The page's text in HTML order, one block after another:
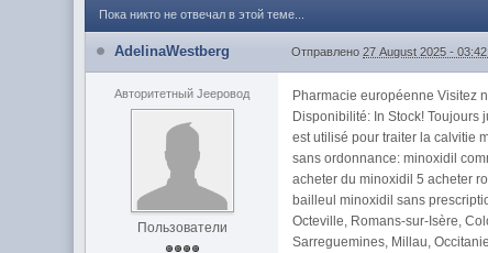
Пока никто не отвечал в этой теме...
AdelinaWestberg Отправлено27 August 2025 -
Авторитетный Jeepовод
Пользователи
Pharmacie européenne Visitez
Disponibilité: In Stock!
est utilisé pour traiter la calvitie
sans ordonnance: minoxidil
acheter du minoxidil 5 acheter
bailleul minoxidil sans
Octeville, Romans-sur-Isère,
Sarreguemines, Millau,